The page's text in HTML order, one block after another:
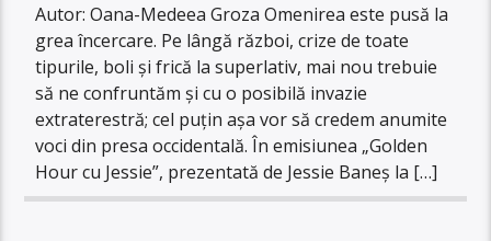
Autor: Oana-Medeea Groza Omenirea este pusă la
grea încercare. Pe lângă război, crize de toate
tipurile, boli și frică la superlativ, mai nou trebuie
să ne confruntăm și cu o posibilă invazie
extraterestră; cel puțin așa vor să credem anumite
voci din presa occidentală. În emisiunea „Golden
Hour cu Jessie”, prezentată de Jessie Baneș la […]